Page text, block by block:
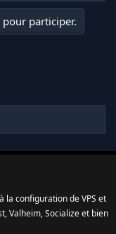
participer.
la configuration de VPS et
Valheim, Socialize et bien